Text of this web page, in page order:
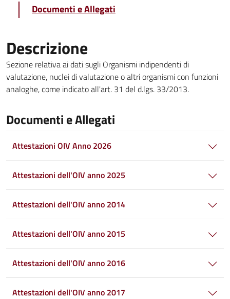
Documenti e Allegati
Descrizione
Sezione relativa ai dati sugli Organismi indipendenti di
valutazione, nuclei di valutazione o altri organismi con funzioni
analoghe, come indicato all'art. 31 del d.lgs. 33/2013.
Documenti e Allegati
Attestazioni OIV Anno 2026
Attestazioni dell'OIV anno 2025
Attestazioni dell'OIV anno 2014
Attestazioni dell'OIV anno 2015
Attestazioni dell'OIV anno 2016
Attestazioni dell'OIV anno 2017